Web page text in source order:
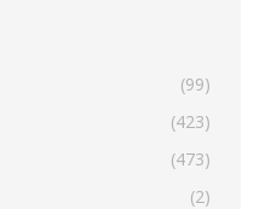
(99)
(423)
(473)
(2)